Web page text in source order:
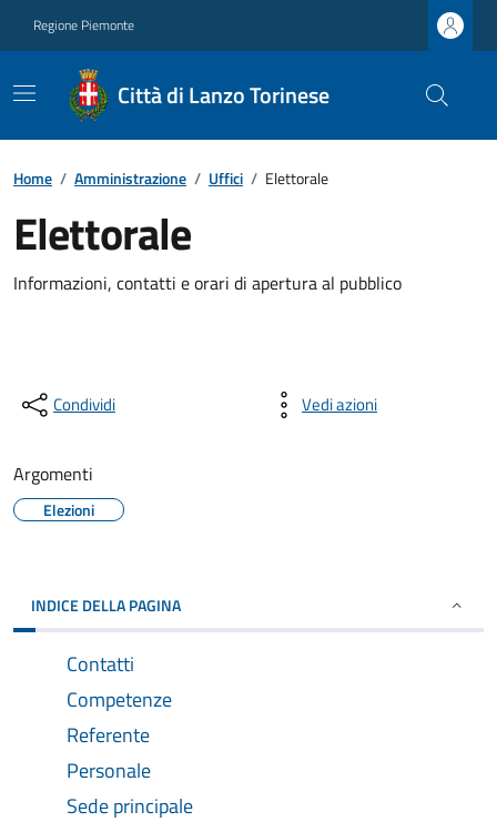
Regione Piemonte
Città di Lanzo Torinese
Home / Amministrazione / Uffici / Elettorale
Elettorale
Informazioni, contatti e orari di apertura al pubblico
Condividi Vedi azioni
Argomenti
Elezioni
INDICE DELLA PAGINA
Contatti
Competenze
Referente
Personale
Sede principale